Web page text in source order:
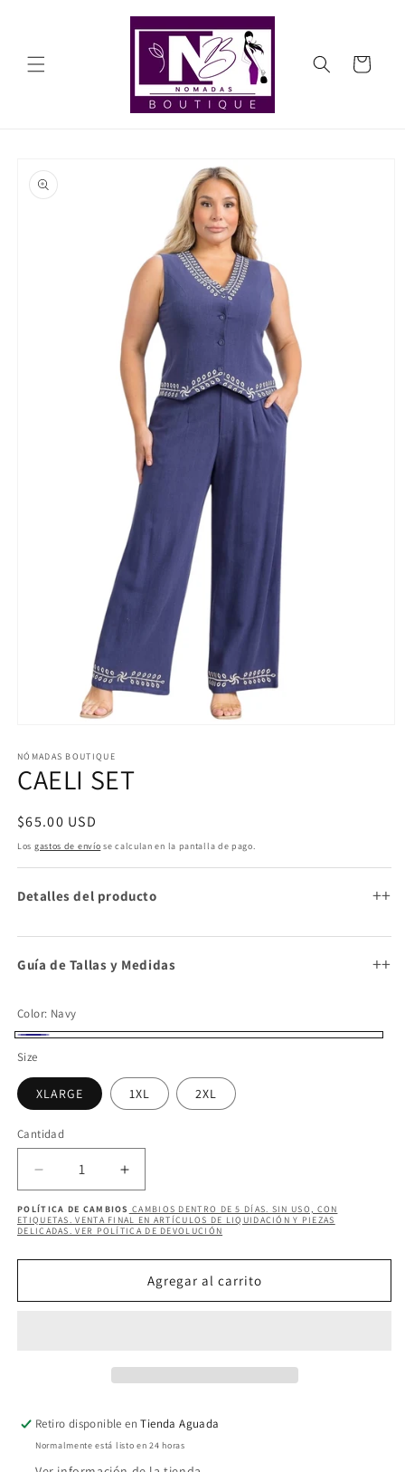
Carrito
a la
información
multimedia
1
en
modal
NÓMADAS BOUTIQUE
CAELI SET
Precio
habitual
$65.00 USD
Los gastos de envío se calculan en la pantalla de pago.
Detalles del producto +
Guía de Tallas y Medidas +
Color: Navy
Size
XLARGE 1XL 2XL
Cantidad
Cantidad
Reducir
cantidad
para
CAELI
Aumentar
cantidad
para
CAELI
POLÍTICA DE CAMBIOS CAMBIOS DENTRO DE 5 DÍAS. SIN USO, CON
ETIQUETAS. VENTA FINAL EN ARTÍCULOS DE LIQUIDACIÓN Y PIEZAS
DELICADAS. VER POLÍTICA DE DEVOLUCIÓN
Agregar al carrito
Retiro disponible enTienda Aguada
Normalmente está listo en 24 horas